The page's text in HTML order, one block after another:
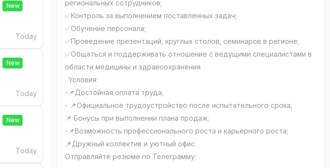
New
Today
New
Today
New
Today
региональных сотрудников;
✅Контроль за выполнением поставленных задач;
✅Обучение персонала;
✅Проведение презентаций, круглых столов, семинаров в регионе;
✅Общаться и поддерживать отношение с ведущими специалистами в
области медицины и здравоохранения
. Условия:
-📌Достойная оплата труда;
- 📌Официальное трудоустройство после испытательного срока,
📌 Бонусы при выполнении плана продаж;
-📌Возможность профессионального роста и карьерного роста;
📌Дружный коллектив и уютный офис.
Отправляйте резюме по Телеграмму: